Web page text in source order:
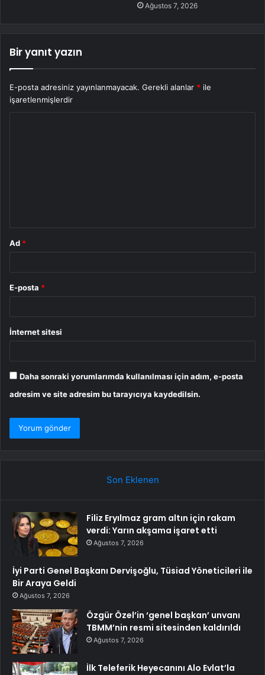
Ağustos 7, 2026
Bir yanıt yazın
E-posta adresiniz yayınlanmayacak. Gerekli alanlar * ile
işaretlenmişlerdir
Ad *
E-posta *
İnternet sitesi
Daha sonraki yorumlarımda kullanılması için adım, e-posta
adresim ve site adresim bu tarayıcıya kaydedilsin.
Son Eklenen
Filiz Eryılmaz gram altın için rakam
verdi: Yarın akşama işaret etti
Ağustos 7, 2026
İyi Parti Genel Başkanı Dervişoğlu, Tüsiad Yöneticileri ile
Bir Araya Geldi
Ağustos 7, 2026
Özgür Özel’in ‘genel başkan’ unvanı
TBMM’nin resmi sitesinden kaldırıldı
Ağustos 7, 2026
İlk Teleferik Heyecanını Alo Evlat’la